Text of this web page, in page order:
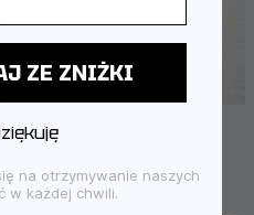
Krzyż KRUIS MINIMAL
3 993PLN
5 704PLN
ZE ZNIŻKI
na otrzymywanie naszych
w każdej chwili.